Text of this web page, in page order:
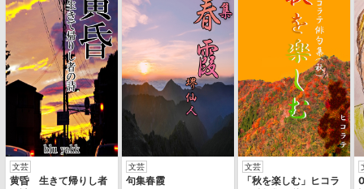
文芸
黄昏 生きて帰りし者
文芸
句集春霞
文芸
「秋を楽しむ」ヒコラ